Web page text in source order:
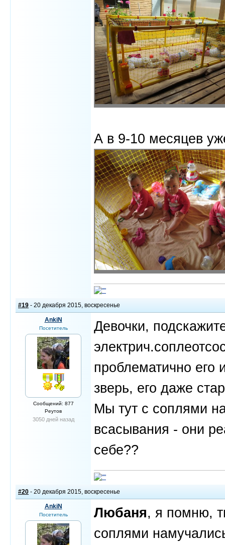
А в 9-10 месяцев
#19 - 20 декабря 2015, воскресенье
AnkiN
Посетитель
Сообщений: 877
Реутов
3050 дней назад
Девочки,
проблематично его
зверь, его даже
Мы тут с соплями
всасывания - они
себе??
#20 - 20 декабря 2015, воскресенье
AnkiN
Посетитель Любаня, я помню,
соплями